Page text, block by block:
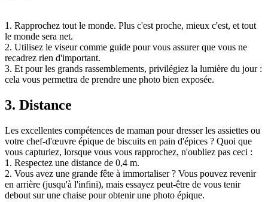
1. Rapprochez tout le monde. Plus c'est proche, mieux c'est, et tout
le monde sera net.
2. Utilisez le viseur comme guide pour vous assurer que vous ne
recadrez rien d'important.
3. Et pour les grands rassemblements, privilégiez la lumière du jour :
cela vous permettra de prendre une photo bien exposée.
3. Distance
Les excellentes compétences de maman pour dresser les assiettes ou
votre chef-d'œuvre épique de biscuits en pain d'épices ? Quoi que
vous capturiez, lorsque vous vous rapprochez, n'oubliez pas ceci :
1. Respectez une distance de 0,4 m.
2. Vous avez une grande fête à immortaliser ? Vous pouvez revenir
en arrière (jusqu'à l'infini), mais essayez peut-être de vous tenir
debout sur une chaise pour obtenir une photo épique.